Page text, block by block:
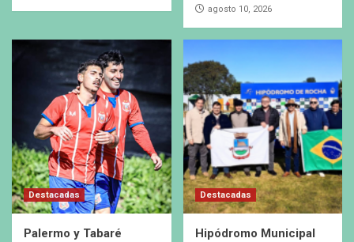
agosto 10, 2026
Destacadas
Palermo y Tabaré
Destacadas
Hipódromo Municipal